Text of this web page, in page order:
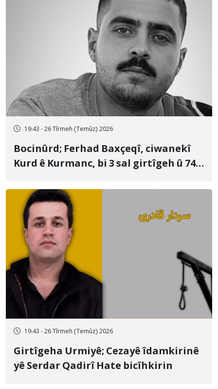
19:43 - 26 Tîrmeh (Temûz) 2026
Bocinûrd; Ferhad Baxçeqî, ciwanekî
Kurd ê Kurmanc, bi 3 sal girtîgeh û 74
19:43 - 26 Tîrmeh (Temûz) 2026
Girtîgeha Urmiyê; Cezayê îdamkirinê
yê Serdar Qadirî Hate bicîhkirin